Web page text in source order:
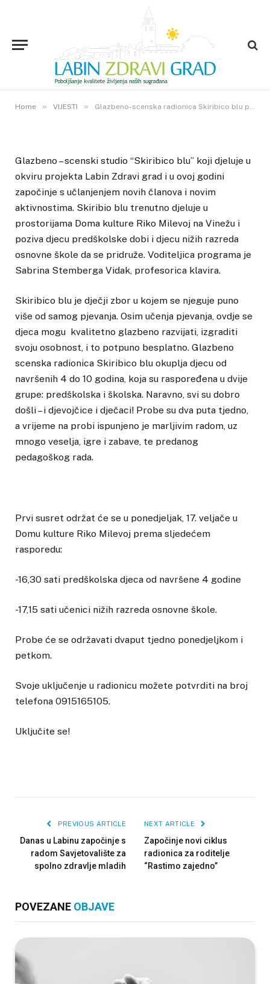
Home » VIJESTI » Glazbeno-scenska radionica Skiribico blu prima nove članove
Glazbeno-scenska radionica
Skiribico blu prima nove članove
3. VELJAČE 2020. 2VIEWS
Glazbeno – scenski studio “Skiribico blu” koji djeluje u
okviru projekta Labin Zdravi grad i u ovoj godini
započinje s učlanjenjem novih članova i novim
aktivnostima. Skiribio blu trenutno djeluje u
prostorijama Doma kulture Riko Milevoj na Vinežu i
poziva djecu predškolske dobi i djecu nižih razreda
osnovne škole da se pridruže. Voditeljica programa je
Sabrina Stemberga Vidak, profesorica klavira.
Skiribico blu je dječji zbor u kojem se njeguje puno
više od samog pjevanja. Osim učenja pjevanja, ovdje se
djeca mogu kvalitetno glazbeno razvijati, izgraditi
svoju osobnost, i to potpuno besplatno. Glazbeno
scenska radionica Skiribico blu okuplja djecu od
navršenih 4 do 10 godina, koja su raspoređena u dvije
grupe: predškolska i školska. Naravno, svi su dobro
došli – i djevojčice i dječaci! Probe su dva puta tjedno,
a vrijeme na probi ispunjeno je marljivim radom, uz
mnogo veselja, igre i zabave, te predanog
pedagoškog rada.
Prvi susret održat će se u ponedjeljak, 17. veljače u
Domu kulture Riko Milevoj prema sljedećem
rasporedu:
-16,30 sati predškolska djeca od navršene 4 godine
-17,15 sati učenici nižih razreda osnovne škole.
Probe će se održavati dvaput tjedno ponedjeljkom i
petkom.
Svoje uključenje u radionicu možete potvrditi na broj
telefona 0915165105.
Uključite se!
PREVIOUS ARTICLE
Danas u Labinu započinje s
radom Savjetovalište za
spolno zdravlje mladih
NEXT ARTICLE
Započinje novi ciklus
radionica za roditelje
“Rastimo zajedno”
POVEZANE OBJAVE